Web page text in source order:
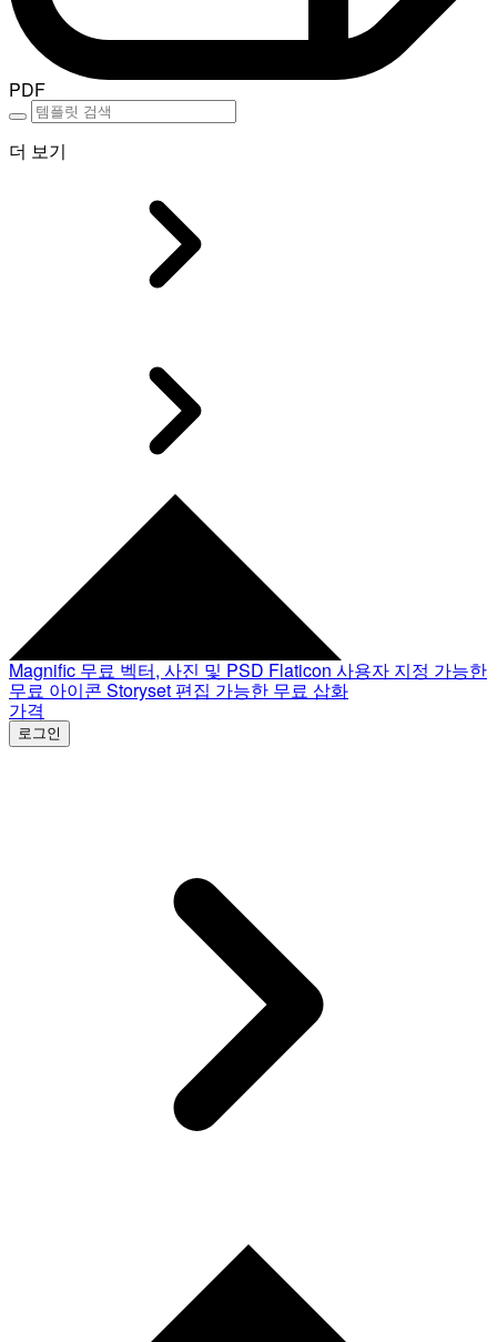
PDF
더 보기
Magnific 무료 벡터, 사진 및 PSD Flaticon 사용자 지정 가능한
무료 아이콘 Storyset 편집 가능한 무료 삽화
가격
로그인